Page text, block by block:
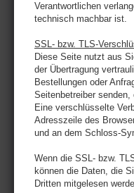
Verantwortlichen
technisch machbar ist.
SSL- bzw. TLS-
Diese Seite nutzt aus
der Übertragung
Bestellungen oder
Seitenbetreiber
Eine verschlüsselte
Adresszeile des
und an dem Schloss-
Wenn die SSL- bzw.
können die Daten, die
Dritten mitgelesen